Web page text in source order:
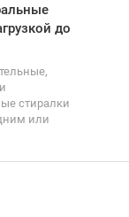
до
стиралки
или